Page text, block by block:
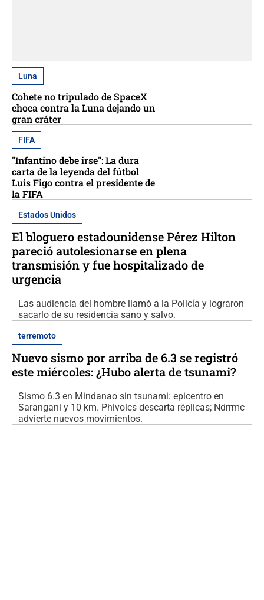
Luna
Cohete no tripulado de SpaceX
choca contra la Luna dejando un
gran cráter
FIFA
"Infantino debe irse": La dura
carta de la leyenda del fútbol
Luis Figo contra el presidente de
la FIFA
Estados Unidos
El bloguero estadounidense Pérez Hilton
pareció autolesionarse en plena
transmisión y fue hospitalizado de
urgencia
Las audiencia del hombre llamó a la Policía y lograron
sacarlo de su residencia sano y salvo.
terremoto
Nuevo sismo por arriba de 6.3 se registró
este miércoles: ¿Hubo alerta de tsunami?
Sismo 6.3 en Mindanao sin tsunami: epicentro en
Sarangani y 10 km. Phivolcs descarta réplicas; Ndrrmc
advierte nuevos movimientos.